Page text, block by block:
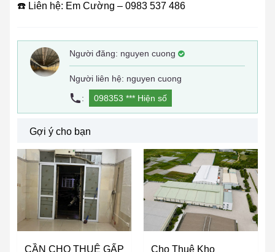
☎️ Liên hệ: Em Cường – 0983 537 486
Người đăng: nguyen cuong
Người liên hệ: nguyen cuong
:
098353 *** Hiện số
Gợi ý cho bạn
CẦN CHO THUÊ GẤP Cho Thuê Kho